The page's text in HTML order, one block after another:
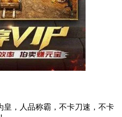
皇，人品称霸，不卡刀速，不卡